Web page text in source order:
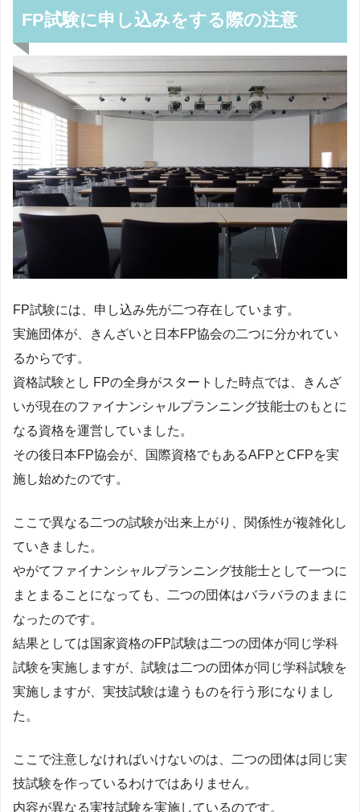
FP試験に申し込みをする際の注意
FP試験には、申し込み先が二つ存在しています。
実施団体が、きんざいと日本FP協会の二つに分かれてい
るからです。
資格試験とし FPの全身がスタートした時点では、きんざ
いが現在のファイナンシャルプランニング技能士のもとに
なる資格を運営していました。
その後日本FP協会が、国際資格でもあるAFPとCFPを実
施し始めたのです。
ここで異なる二つの試験が出来上がり、関係性が複雑化し
ていきました。
やがてファイナンシャルプランニング技能士として一つに
まとまることになっても、二つの団体はバラバラのままに
なったのです。
結果としては国家資格のFP試験は二つの団体が同じ学科
試験を実施しますが、試験は二つの団体が同じ学科試験を
実施しますが、実技試験は違うものを行う形になりまし
た。
ここで注意しなければいけないのは、二つの団体は同じ実
技試験を作っているわけではありません。
内容が異なる実技試験を実施しているのです。